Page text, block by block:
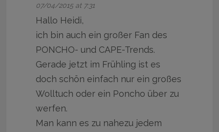
07/04/2015 at 7:31
Hallo Heidi,
ich bin auch ein großer Fan des
PONCHO- und CAPE-Trends.
Gerade jetzt im Frühling ist es
doch schön einfach nur ein großes
Wolltuch oder ein Poncho über zu
werfen.
Man kann es zu nahezu jedem